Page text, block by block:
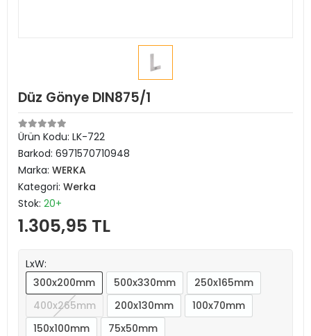
Düz Gönye DIN875/1
Ürün Kodu: LK-722
Barkod: 6971570710948
Marka: WERKA
Kategori: Werka
Stok: 20+
1.305,95 TL
LxW:
300x200mm
500x330mm
250x165mm
400x265mm
200x130mm
100x70mm
150x100mm
75x50mm